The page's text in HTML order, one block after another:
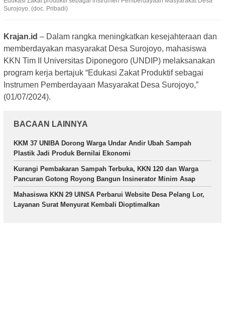
Surojoyo. (doc. Pribadi)
Krajan.id – Dalam rangka meningkatkan kesejahteraan dan
memberdayakan masyarakat Desa Surojoyo, mahasiswa
KKN Tim II Universitas Diponegoro (UNDIP) melaksanakan
program kerja bertajuk “Edukasi Zakat Produktif sebagai
Instrumen Pemberdayaan Masyarakat Desa Surojoyo,”
(01/07/2024).
BACAAN LAINNYA
KKM 37 UNIBA Dorong Warga Undar Andir Ubah Sampah
Plastik Jadi Produk Bernilai Ekonomi
Kurangi Pembakaran Sampah Terbuka, KKN 120 dan Warga
Pancuran Gotong Royong Bangun Insinerator Minim Asap
Mahasiswa KKN 29 UINSA Perbarui Website Desa Pelang Lor,
Layanan Surat Menyurat Kembali Dioptimalkan